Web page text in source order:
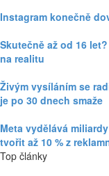
Instagram konečně
Skutečně až od 16
na realitu
Živým vysíláním se
je po 30 dnech smaže
Meta vydělává
tvořit až 10 % z
Top články